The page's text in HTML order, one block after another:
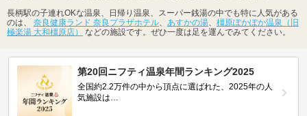
長柄駅の子連れOKな温泉、日帰り温泉、スーパー銭湯の中でも特に人気がある
のは、 奈良健康ランド 奈良プラザホテル あすかの湯
橿原ぽかぽか温泉（旧
極楽湯 大和橿原店）
などの施設です。ぜひ一度は足を運んでみてください。
第20回ニフティ温泉年間ランキング2025
全国約2.2万件の中から頂点に選ばれた、2025年の人
気施設は…